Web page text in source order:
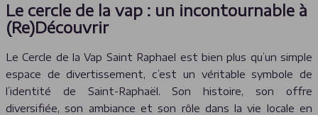
Le cercle de la vap : un incontournable à
(Re)Découvrir
Le Cercle de la Vap Saint Raphael est bien plus qu’un simple
espace de divertissement, c’est un véritable symbole de
l’identité de Saint-Raphaël. Son histoire, son offre
diversifiée, son ambiance et son rôle dans la vie locale en